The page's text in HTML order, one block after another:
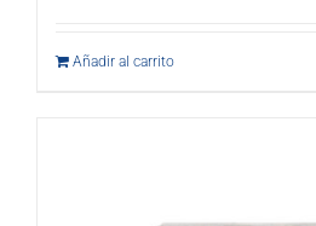
Añadir al carrito